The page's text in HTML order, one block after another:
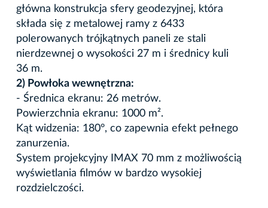
główna konstrukcja sfery geodezyjnej, która
składa się z metalowej ramy z 6433
polerowanych trójkątnych paneli ze stali
nierdzewnej o wysokości 27 m i średnicy kuli
36 m.
2) Powłoka wewnętrzna:
- Średnica ekranu: 26 metrów.
Powierzchnia ekranu: 1000 m².
Kąt widzenia: 180°, co zapewnia efekt pełnego
zanurzenia.
System projekcyjny IMAX 70 mm z możliwością
wyświetlania filmów w bardzo wysokiej
rozdzielczości.